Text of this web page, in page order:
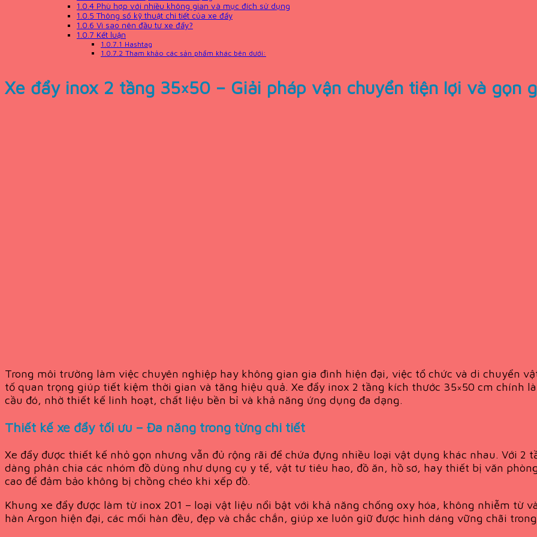
1.0.4 Phù hợp với nhiều không gian và mục đích sử dụng
1.0.5 Thông số kỹ thuật chi tiết của xe đẩy
1.0.6 Vì sao nên đầu tư xe đẩy?
1.0.7 Kết luận
1.0.7.1 Hashtag
1.0.7.2 Tham khảo các sản phẩm khác bên dưới:
Xe đẩy inox 2 tầng 35×50 – Giải pháp vận chuyển tiện lợi và gọn
Trong môi trường làm việc chuyên nghiệp hay không gian gia đình hiện đại, việc tổ chức và di chuyển
tố quan trọng giúp tiết kiệm thời gian và tăng hiệu quả. Xe đẩy inox 2 tầng kích thước 35×50 cm chính
cầu đó, nhờ thiết kế linh hoạt, chất liệu bền bỉ và khả năng ứng dụng đa dạng.
Thiết kế xe đẩy tối ưu – Đa năng trong từng chi tiết
Xe đẩy được thiết kế nhỏ gọn nhưng vẫn đủ rộng rãi để chứa đựng nhiều loại vật dụng khác nhau. Với 2
dàng phân chia các nhóm đồ dùng như dụng cụ y tế, vật tư tiêu hao, đồ ăn, hồ sơ, hay thiết bị văn
cao để đảm bảo không bị chồng chéo khi xếp đồ.
Khung xe đẩy được làm từ inox 201 – loại vật liệu nổi bật với khả năng chống oxy hóa, không nhiễm từ
hàn Argon hiện đại, các mối hàn đều, đẹp và chắc chắn, giúp xe luôn giữ được hình dáng vững chãi